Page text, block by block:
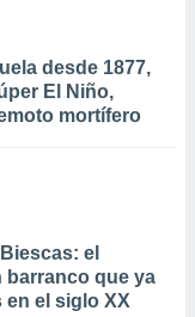
desde 1877,
El Niño,
mortífero
el
barranco que ya
el siglo XX